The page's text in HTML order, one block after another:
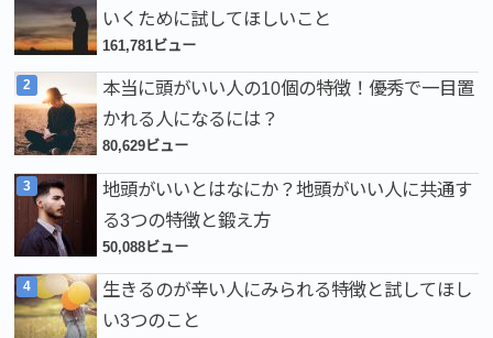
いくために試してほしいこと
161,781ビュー
本当に頭がいい人の10個の特徴！優秀で一目置
かれる人になるには？
80,629ビュー
地頭がいいとはなにか？地頭がいい人に共通す
る3つの特徴と鍛え方
50,088ビュー
生きるのが辛い人にみられる特徴と試してほし
い3つのこと